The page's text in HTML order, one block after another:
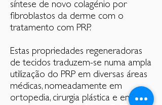
síntese de novo colagénio por
fibroblastos da derme com o
tratamento com PRP.
Estas propriedades regeneradoras
de tecidos traduzem-se numa ampla
utilização do PRP em diversas áreas
médicas, nomeadamente em
ortopedia, cirurgia plástica e em